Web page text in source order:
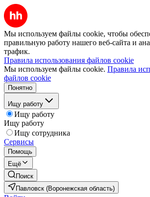
Мы используем файлы cookie, чтобы
правильную работу нашего веб-сайта и
трафик.
Правила использования файлов cookie
Мы используем файлы cookie. Правила
файлов cookie
Понятно
Ищу работу
Ищу работу
Ищу работу
Ищу сотрудника
Сервисы
Помощь
Ещё
Поиск
Павловск (Воронежская область)